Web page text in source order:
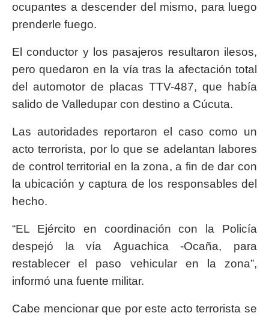
ocupantes a descender del mismo, para luego
prenderle fuego.
El conductor y los pasajeros resultaron ilesos,
pero quedaron en la vía tras la afectación total
del automotor de placas TTV-487, que había
salido de Valledupar con destino a Cúcuta.
Las autoridades reportaron el caso como un
acto terrorista, por lo que se adelantan labores
de control territorial en la zona, a fin de dar con
la ubicación y captura de los responsables del
hecho.
“EL Ejército en coordinación con la Policía
despejó la vía Aguachica -Ocaña, para
restablecer el paso vehicular en la zona”,
informó una fuente militar.
Cabe mencionar que por este acto terrorista se